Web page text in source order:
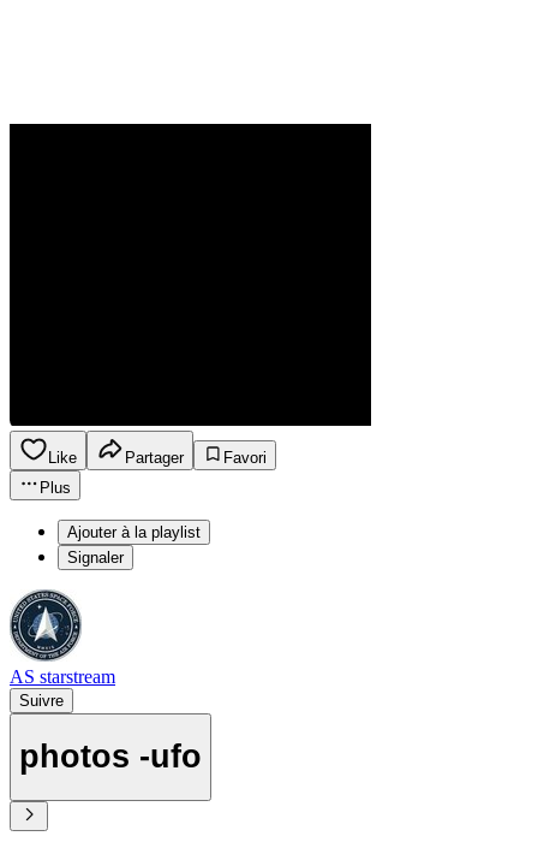
Like Partager
Favori
Plus
Ajouter à la playlist
Signaler
AS starstream
Suivre
photos -ufo